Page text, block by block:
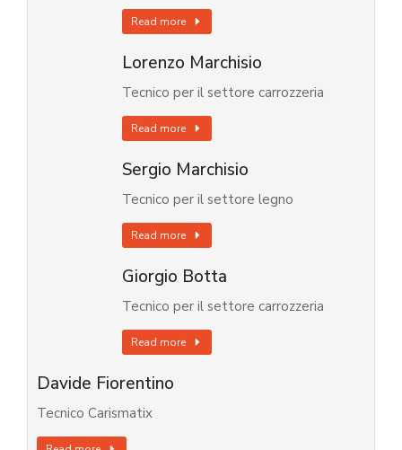
Read more
Lorenzo Marchisio
Tecnico per il settore carrozzeria
Read more
Sergio Marchisio
Tecnico per il settore legno
Read more
Giorgio Botta
Tecnico per il settore carrozzeria
Read more
Davide Fiorentino
Tecnico Carismatix